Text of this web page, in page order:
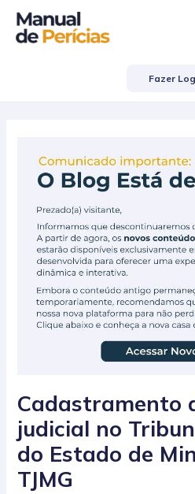
para
Fazer
Cadastramento
judicial no
do Estado de
TJMG
Post
navigation